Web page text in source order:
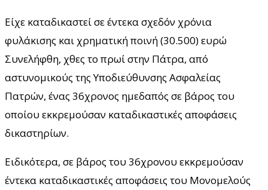
Είχε καταδικαστεί σε έντεκα σχεδόν χρόνια
φυλάκισης και χρηματική ποινή (30.500) ευρώ
Συνελήφθη, χθες το πρωί στην Πάτρα, από
αστυνομικούς της Υποδιεύθυνσης Ασφαλείας
Πατρών, ένας 36χρονος ημεδαπός σε βάρος του
οποίου εκκρεμούσαν καταδικαστικές αποφάσεις
δικαστηρίων.
Ειδικότερα, σε βάρος του 36χρονου εκκρεμούσαν
έντεκα καταδικαστικές αποφάσεις του Μονομελούς